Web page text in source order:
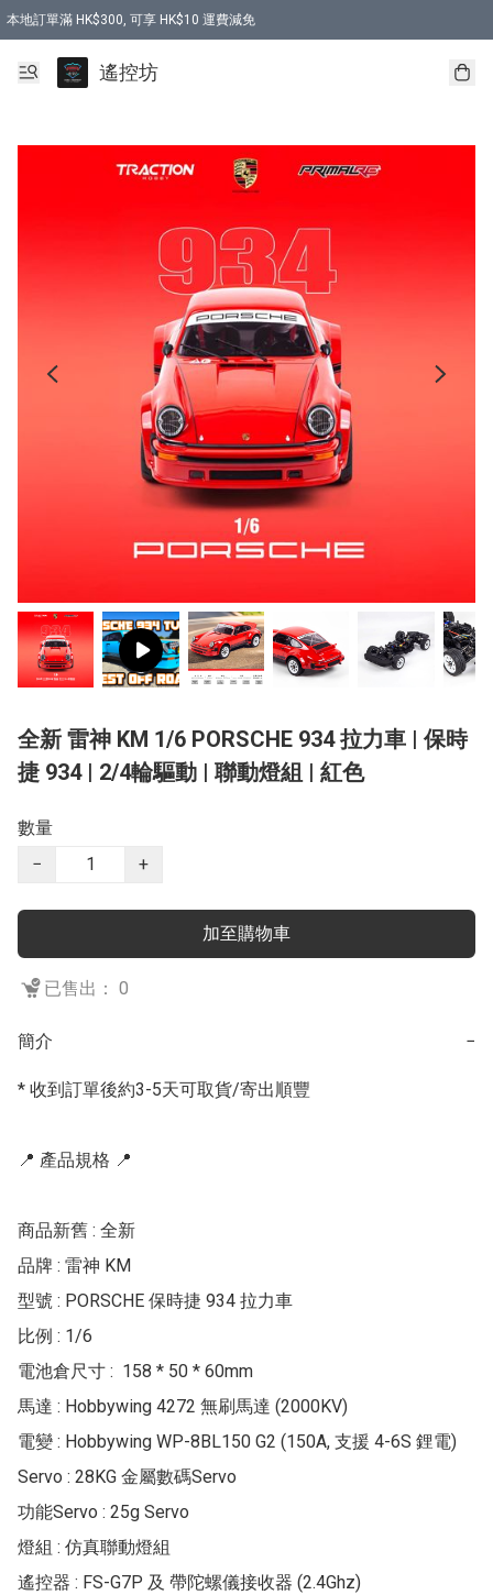
本地訂單滿 HK$300, 可享 HK$10 運費減免
購買 7.6V 6500mah 70C 電池 送 7.6V USB充電器
遙控坊
全新 雷神 KM 1/6 PORSCHE 934 拉力車 | 保時
捷 934 | 2/4輪驅動 | 聯動燈組 | 紅色
數量
−
+
加至購物車
已售出： 0
簡介 −
* 收到訂單後約3-5天可取貨/寄出順豐
📍 產品規格 📍
商品新舊 : 全新
品牌 : 雷神 KM
型號 : PORSCHE 保時捷 934 拉力車
比例 : 1/6
電池倉尺寸 :  158 * 50 * 60mm
馬達 : Hobbywing 4272 無刷馬達 (2000KV)
電變 : Hobbywing WP-8BL150 G2 (150A, 支援 4-6S 鋰電)
Servo : 28KG 金屬數碼Servo
功能Servo : 25g Servo
燈組 : 仿真聯動燈組
遙控器 : FS-G7P 及 帶陀螺儀接收器 (2.4Ghz)